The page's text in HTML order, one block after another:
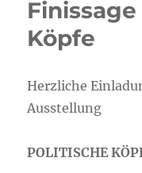
Köpfe
Herzliche
Ausstellung
POLITISCHE